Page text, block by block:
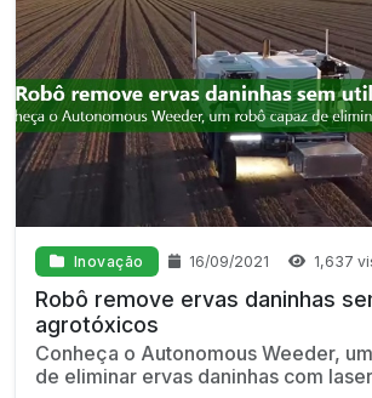
Inovação 16/09/2021 1,637
Robô remove ervas daninhas
agrotóxicos
Conheça o Autonomous Weeder,
de eliminar ervas daninhas com laser